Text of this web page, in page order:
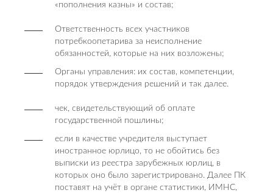
«пополнения казны» и состав;
Ответственность всех участников
потребкоопетарива за неисполнение
обязанностей, которые на них возложены;
Органы управления: их состав, компетенции,
порядок утверждения решений и так далее.
чек, свидетельствующий об оплате
государственной пошлины;
если в качестве учредителя выступает
иностранное юрлицо, то не обойтись без
выписки из реестра зарубежных юрлиц, в
которых оно было зарегистрировано. Далее ПК
поставят на учёт в органе статистики, ИМНС,